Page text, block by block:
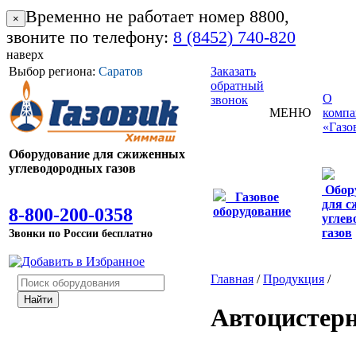
× Временно не работает номер 8800,
звоните по телефону: 8 (8452) 740-820
наверх
Выбор региона: Саратов
Оборудование для сжиженных
углеводородных газов
8-800-200-0358
Звонки по России бесплатно
Заказать
обратный
звонок
МЕНЮ
О
Газовое
оборудование
для
газов
Главная /Продукция /